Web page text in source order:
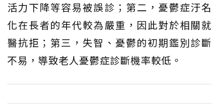
活力下降等容易被誤診；第二，憂鬱症汙名
化在長者的年代較為嚴重，因此對於相關就
醫抗拒；第三，失智、憂鬱的初期鑑別診斷
不易，導致老人憂鬱症診斷機率較低。